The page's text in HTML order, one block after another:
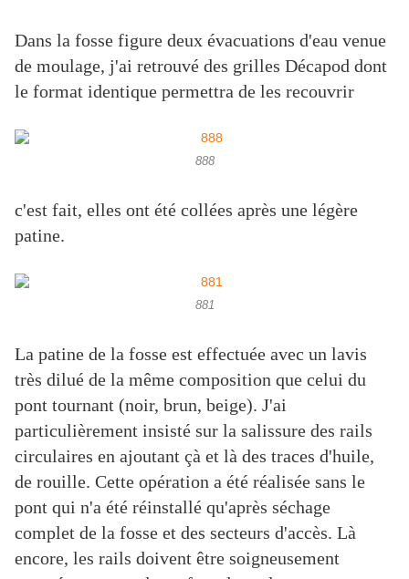
Dans la fosse figure deux évacuations d'eau venue
de moulage, j'ai retrouvé des grilles Décapod dont
le format identique permettra de les recouvrir
888
c'est fait, elles ont été collées après une légère
patine.
881
La patine de la fosse est effectuée avec un lavis
très dilué de la même composition que celui du
pont tournant (noir, brun, beige). J'ai
particulièrement insisté sur la salissure des rails
circulaires en ajoutant çà et là des traces d'huile,
de rouille. Cette opération a été réalisée sans le
pont qui n'a été réinstallé qu'après séchage
complet de la fosse et des secteurs d'accès. Là
encore, les rails doivent être soigneusement